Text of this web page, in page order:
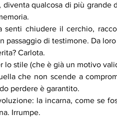
diventa qualcosa di più grande
senti chiudere il cerchio,
passaggio di testimone. Da
Carlota.
lo stile (che è già un motivo
che non scende a
perdere è garantito.
la incarna, come se
Irrumpe.